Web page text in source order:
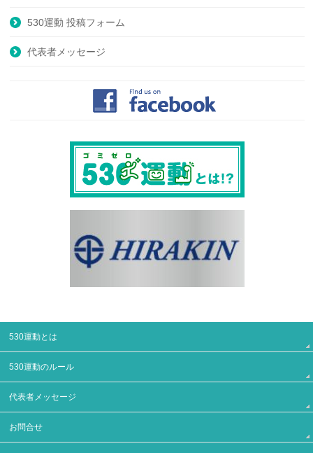
530運動 投稿フォーム
代表者メッセージ
530運動とは
530運動のルール
代表者メッセージ
お問合せ